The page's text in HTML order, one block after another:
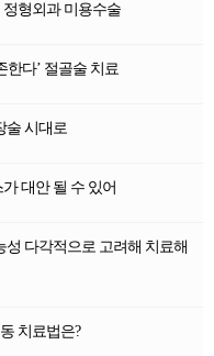
형외과 미용수술
한다’ 절골술 치료
술 시대로
대안 될 수 있어
다각적으로 고려해 치료해
치료법은?